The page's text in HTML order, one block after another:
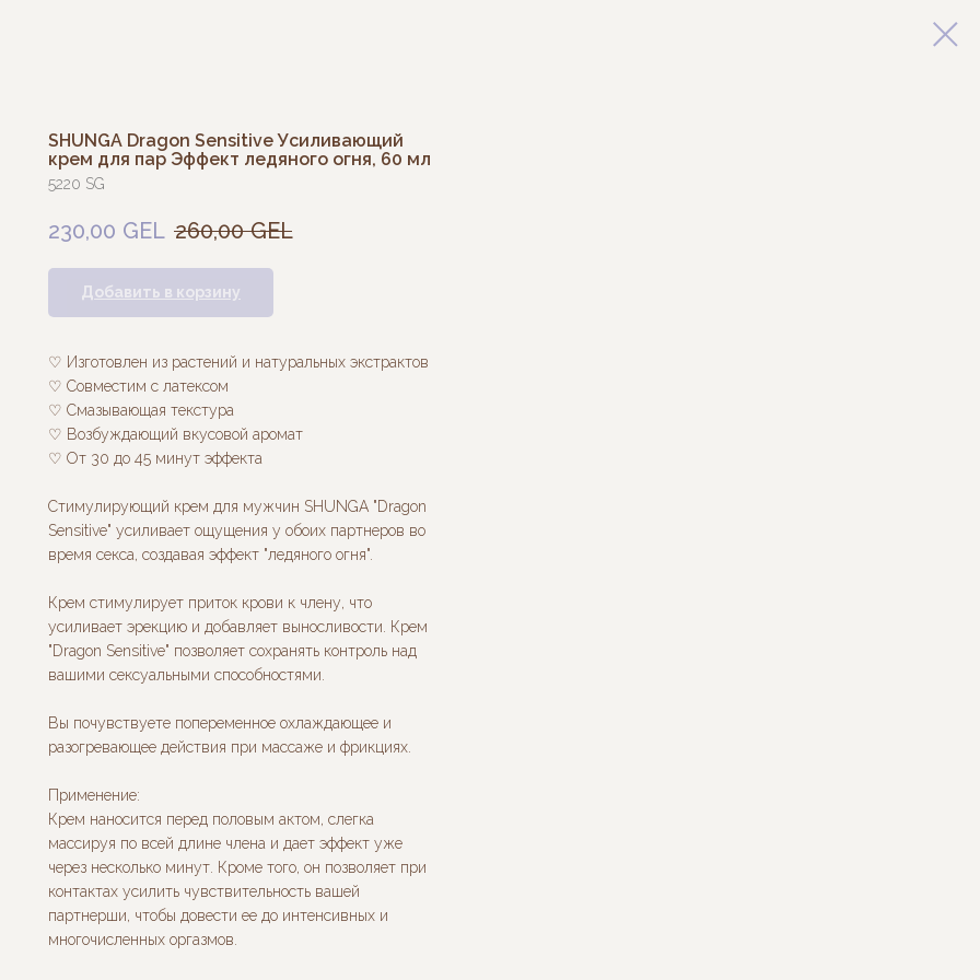
SHUNGA Dragon Sensitive Усиливающий
крем для пар Эффект ледяного огня, 60 мл
5220 SG
230,00 GEL 260,00 GEL
Добавить в корзину
♡ Изготовлен из растений и натуральных экстрактов
♡ Совместим с латексом
♡ Смазывающая текстура
♡ Возбуждающий вкусовой аромат
♡ От 30 до 45 минут эффекта
Стимулирующий крем для мужчин SHUNGA "Dragon
Sensitive" усиливает ощущения у обоих партнеров во
время секса, создавая эффект "ледяного огня".
Крем стимулирует приток крови к члену, что
усиливает эрекцию и добавляет выносливости. Крем
"Dragon Sensitive" позволяет сохранять контроль над
вашими сексуальными способностями.
Вы почувствуете попеременное охлаждающее и
разогревающее действия при массаже и фрикциях.
Применение:
Крем наносится перед половым актом, слегка
массируя по всей длине члена и дает эффект уже
через несколько минут. Кроме того, он позволяет при
контактах усилить чувствительность вашей
партнерши, чтобы довести ее до интенсивных и
многочисленных оргазмов.